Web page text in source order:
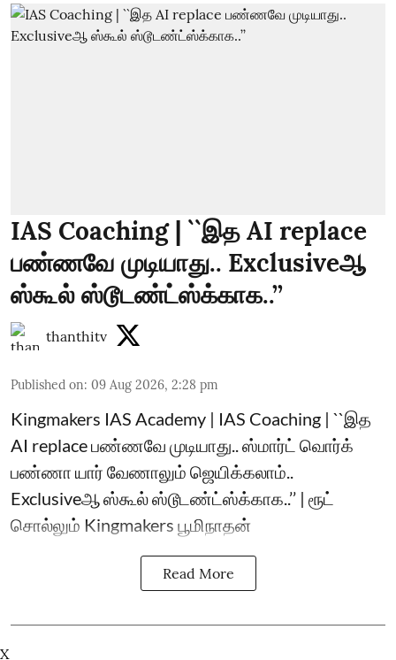
IAS Coaching | ``இத AI replace
பண்ணவே முடியாது.. Exclusiveஆ
ஸ்கூல் ஸ்டூடண்ட்ஸ்க்காக..’’
thanthitv
Published on: 09 Aug 2026, 2:28 pm
Kingmakers IAS Academy | IAS Coaching | ``இத
AI replace பண்ணவே முடியாது.. ஸ்மார்ட் வொர்க்
பண்ணா யார் வேணாலும் ஜெயிக்கலாம்..
Exclusiveஆ ஸ்கூல் ஸ்டூடண்ட்ஸ்க்காக..’’ | ரூட்
சொல்லும் Kingmakers பூமிநாதன்
Read More
X